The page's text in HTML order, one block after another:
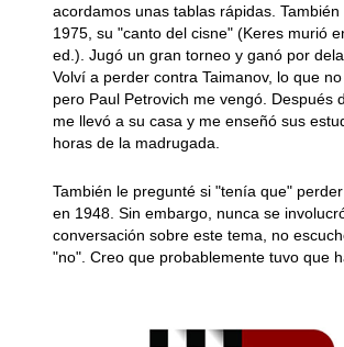
acordamos unas tablas rápidas. También
1975, su "canto del cisne" (Keres murió
ed.). Jugó un gran torneo y ganó por
Volví a perder contra Taimanov, lo que
pero Paul Petrovich me vengó. Después
me llevó a su casa y me enseñó sus
horas de la madrugada.
También le pregunté si "tenía que"
en 1948. Sin embargo, nunca se
conversación sobre este tema, no
"no". Creo que probablemente tuvo que